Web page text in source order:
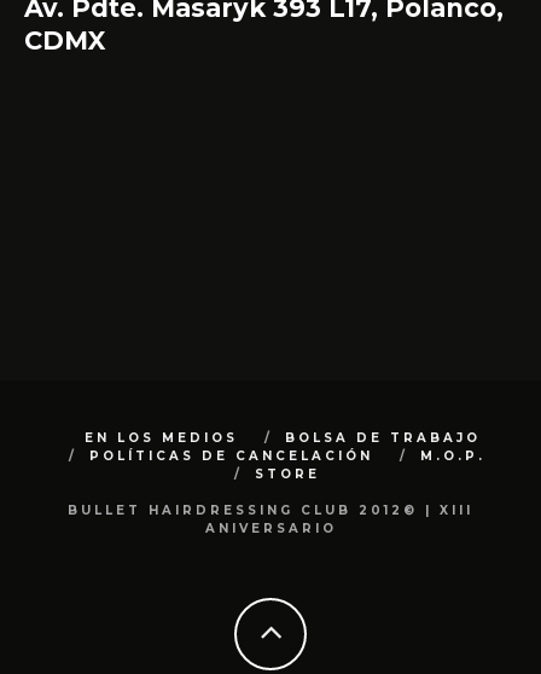
Av. Pdte. Masaryk 393 L17, Polanco,
CDMX
EN LOS MEDIOS
BOLSA DE TRABAJO
POLÍTICAS DE CANCELACIÓN
M.O.P.
STORE
BULLET HAIRDRESSING CLUB 2012© | XIII
ANIVERSARIO